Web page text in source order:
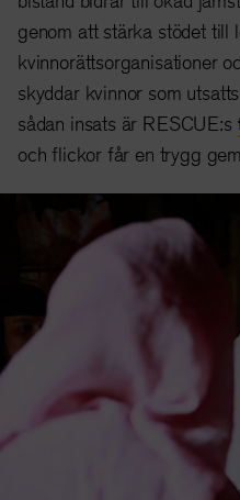
genom att stärka stödet till
kvinnorättsorganisationer
skyddar kvinnor som
sådan insats är RESCUE:s
och flickor får en trygg